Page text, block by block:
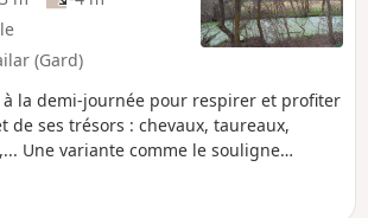
(Gard)
à la demi-journée pour respirer et profiter
de ses trésors : chevaux, taureaux,
Une variante comme le souligne
la petite route qui passe par le mas du